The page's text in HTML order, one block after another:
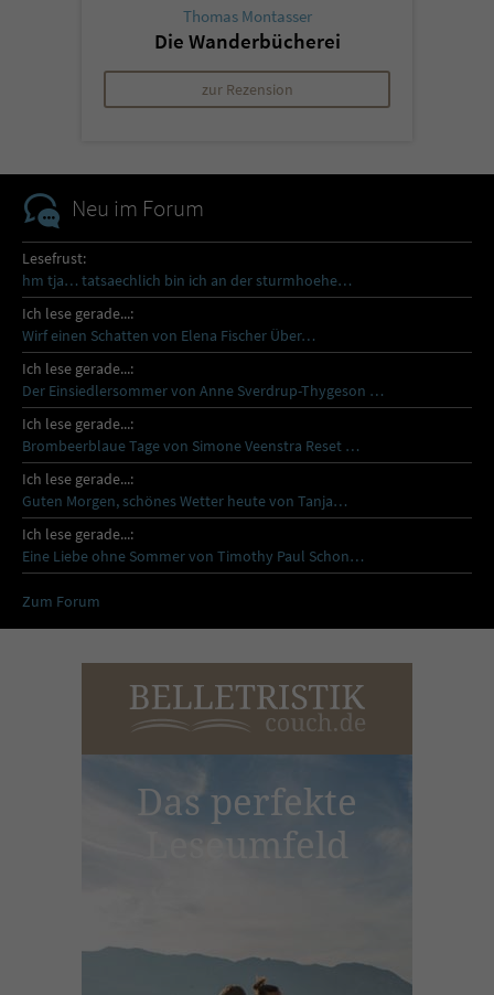
Thomas Montasser
Die Wanderbücherei
zur Rezension
Neu im Forum
Lesefrust:
hm tja… tatsaechlich bin ich an der sturmhoehe…
Ich lese gerade...:
Wirf einen Schatten von Elena Fischer Über…
Ich lese gerade...:
Der Einsiedlersommer von Anne Sverdrup-Thygeson …
Ich lese gerade...:
Brombeerblaue Tage von Simone Veenstra Reset …
Ich lese gerade...:
Guten Morgen, schönes Wetter heute von Tanja…
Ich lese gerade...:
Eine Liebe ohne Sommer von Timothy Paul Schon…
Zum Forum
Das perfekte
Leseumfeld